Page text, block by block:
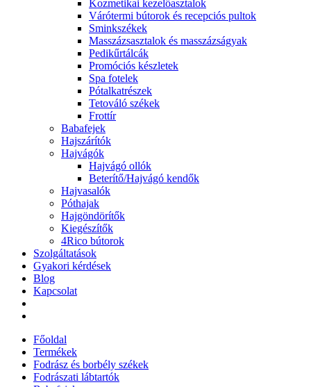
Kozmetikai kezelőasztalok
Várótermi bútorok és recepciós pultok
Sminkszékek
Masszázsasztalok és masszázságyak
Pedikűrtálcák
Promóciós készletek
Spa fotelek
Pótalkatrészek
Tetováló székek
Frottír
Babafejek
Hajszárítók
Hajvágók
Hajvágó ollók
Beterítő/Hajvágó kendők
Hajvasalók
Póthajak
Hajgöndörítők
Kiegészítők
4Rico bútorok
Szolgáltatások
Gyakori kérdések
Blog
Kapcsolat
Főoldal
Termékek
Fodrász és borbély székek
Fodrászati lábtartók